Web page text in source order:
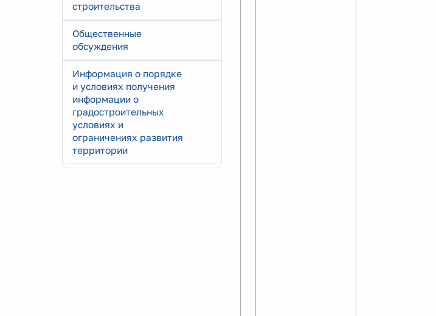
строительства
Общественные
обсуждения
Информация о порядке
и условиях получения
информации о
градостроительных
условиях и
ограничениях развития
территории